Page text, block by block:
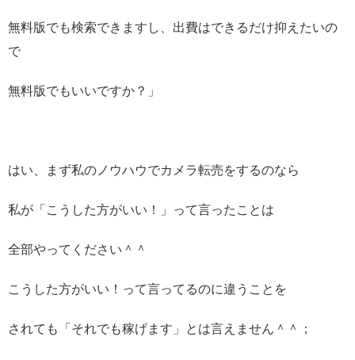
無料版でも検索できますし、出費はできるだけ抑えたいの
で
無料版でもいいですか？」
はい、まず私のノウハウでカメラ転売をするのなら
私が「こうした方がいい！」って言ったことは
全部やってください＾＾
こうした方がいい！って言ってるのに違うことを
されても「それでも稼げます」とは言えません＾＾；